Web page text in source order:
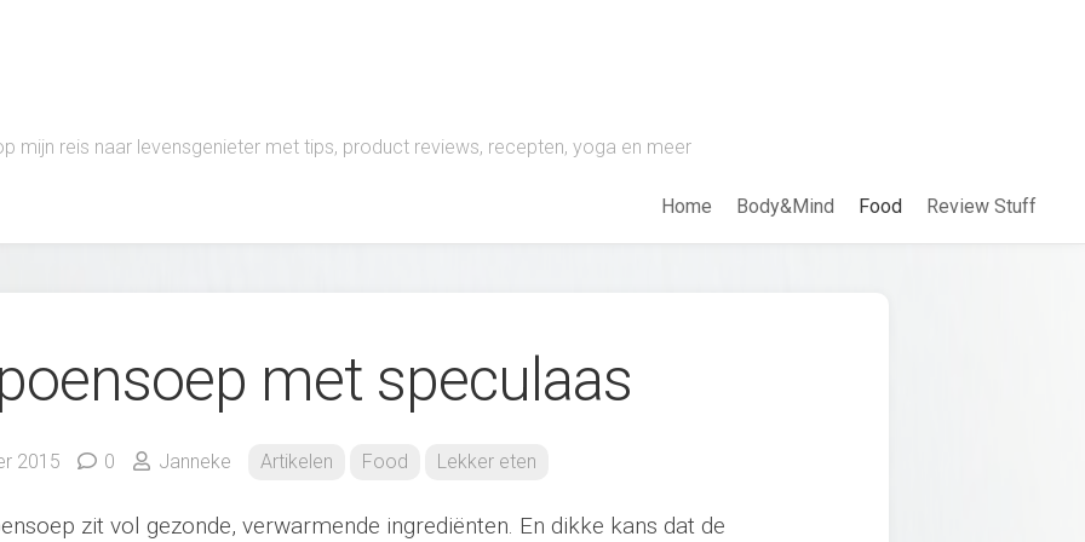
mijn reis naar levensgenieter met tips, product reviews, recepten, yoga en meer
Home Body&Mind Food Review Stuff
met speculaas
2015 0 Janneke Artikelen Food Lekker eten
zit vol gezonde, verwarmende ingrediënten. En dikke kans dat de